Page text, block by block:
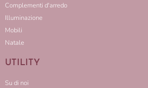
Complementi d'arredo
Illuminazione
Mobili
Natale
UTILITY
Su di noi